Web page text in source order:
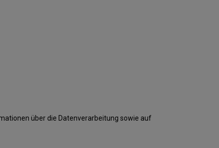
über die Datenverarbeitung sowie auf